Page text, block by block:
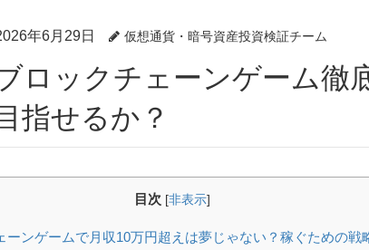
年6月29日 仮想通貨・暗号資産投資検証チーム
指せるか？
目次 [非表示]
ーンゲームで月収10万円超えは夢じゃない？稼ぐための戦